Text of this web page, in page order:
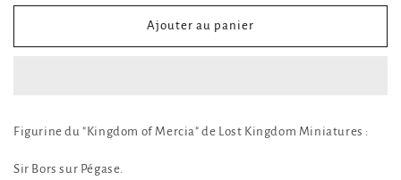
quantité
Sir
quantité
Sir
Ajouter au panier
Figurine du "Kingdom of Mercia" de Lost Kingdom Miniatures :
Sir Bors sur Pégase.